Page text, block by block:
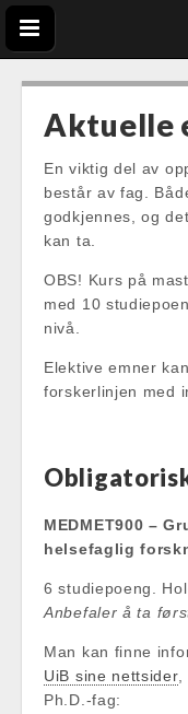
Aktuelle
En viktig del av
består av fag.
godkjennes, og
kan ta.
OBS! Kurs på
med 10
nivå.
Elektive emner
forskerlinjen med
MEDMET900 –
helsefaglig
6 studiepoeng.
Anbefaler å ta
Man kan finne
UiB sine nettsider,
Ph.D.-fag: